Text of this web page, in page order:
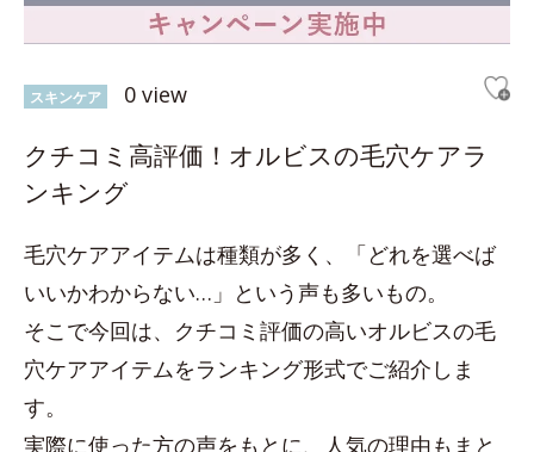
スキンケア 0 view
クチコミ高評価！オルビスの毛穴ケアラ
ンキング
毛穴ケアアイテムは種類が多く、「どれを選べば
いいかわからない…」という声も多いもの。
そこで今回は、クチコミ評価の高いオルビスの毛
穴ケアアイテムをランキング形式でご紹介しま
す。
実際に使った方の声をもとに、人気の理由もまと